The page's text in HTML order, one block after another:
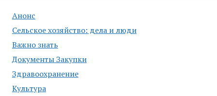
Анонс
Сельское хозяйство: дела и люди
Важно знать
Документы Закупки
Здравоохранение
Культура